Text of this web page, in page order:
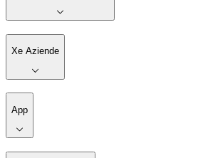
Xe Aziende
App